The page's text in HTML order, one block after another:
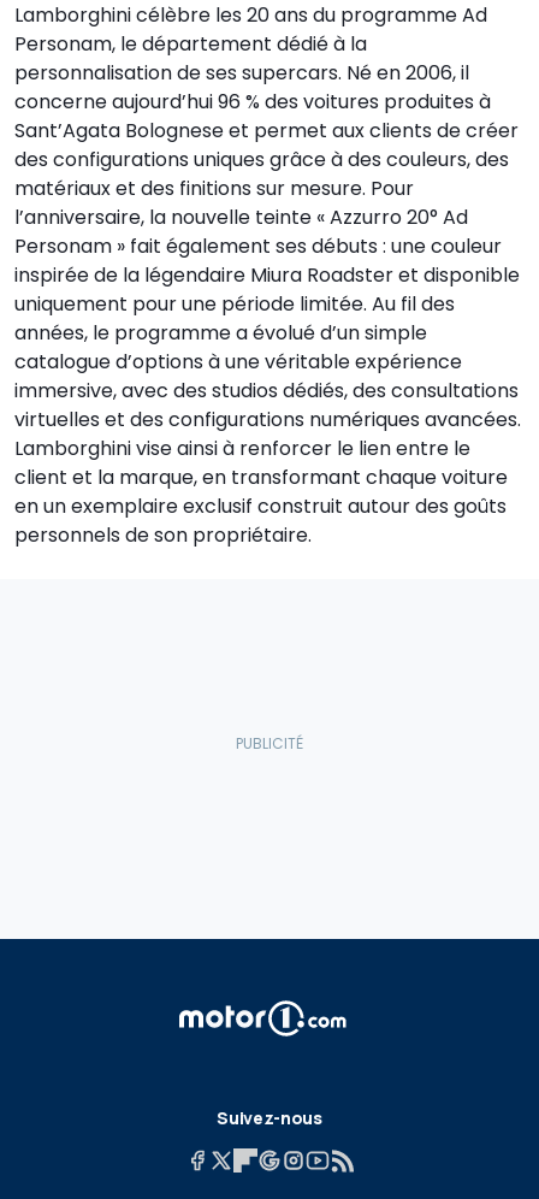
Lamborghini célèbre les 20 ans du programme Ad
Personam, le département dédié à la
personnalisation de ses supercars. Né en 2006, il
concerne aujourd’hui 96 % des voitures produites à
Sant’Agata Bolognese et permet aux clients de créer
des configurations uniques grâce à des couleurs, des
matériaux et des finitions sur mesure. Pour
l’anniversaire, la nouvelle teinte « Azzurro 20° Ad
Personam » fait également ses débuts : une couleur
inspirée de la légendaire Miura Roadster et disponible
uniquement pour une période limitée. Au fil des
années, le programme a évolué d’un simple
catalogue d’options à une véritable expérience
immersive, avec des studios dédiés, des consultations
virtuelles et des configurations numériques avancées.
Lamborghini vise ainsi à renforcer le lien entre le
client et la marque, en transformant chaque voiture
en un exemplaire exclusif construit autour des goûts
personnels de son propriétaire.
Suivez-nous